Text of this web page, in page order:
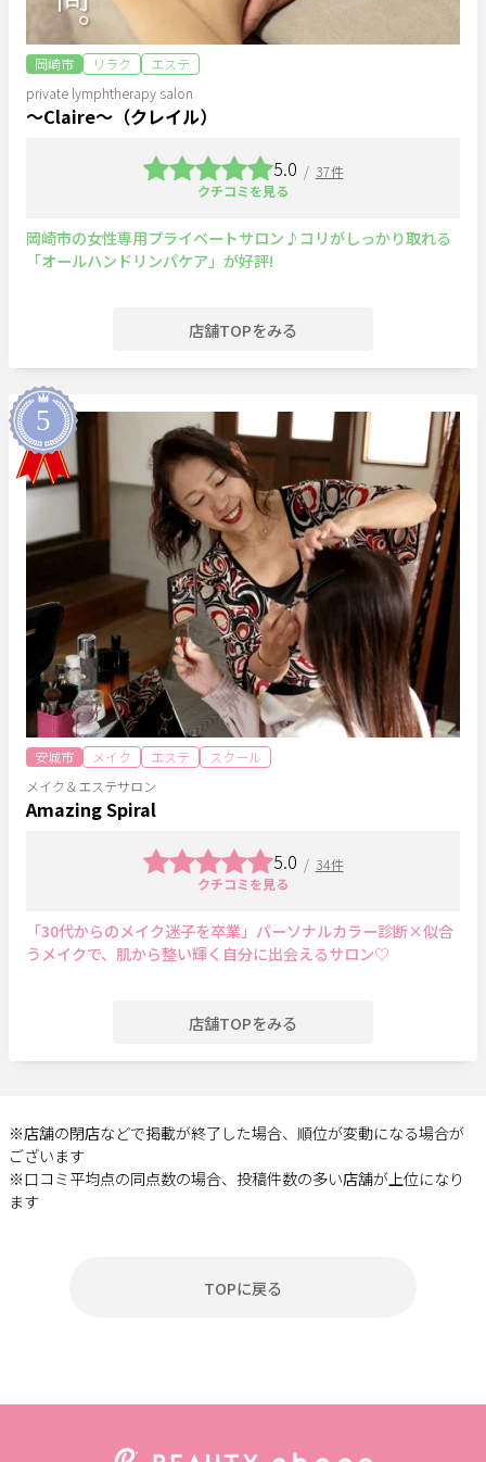
岡崎市 リラク
エステ
private lymphtherapy salon
～Claire～（クレイル）
5.0 / 37件
クチコミを見る
岡崎市の女性専用プライベートサロン♪コリがしっかり取れる
「オールハンドリンパケア」が好評!
店舗TOPをみる
安城市 メイク エステ
スクール
メイク＆エステサロン
Amazing Spiral
5.0 / 34件
クチコミを見る
「30代からのメイク迷子を卒業」パーソナルカラー診断×似合
うメイクで、肌から整い輝く自分に出会えるサロン♡
店舗TOPをみる
※店舗の閉店などで掲載が終了した場合、順位が変動になる場合が
ございます
※口コミ平均点の同点数の場合、投稿件数の多い店舗が上位になり
ます
TOPに戻る